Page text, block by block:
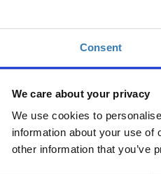
Consent
We care about your privacy
We use cookies to
information about your use of
other information that you’ve
από τεχνολογικές
.comείναι υπηρεσία
των πελατών τους
δωρεάν για τα ξενοδοχεία
χρόνο διαχείρισης των
γράφεται στην πλατφόρμα της